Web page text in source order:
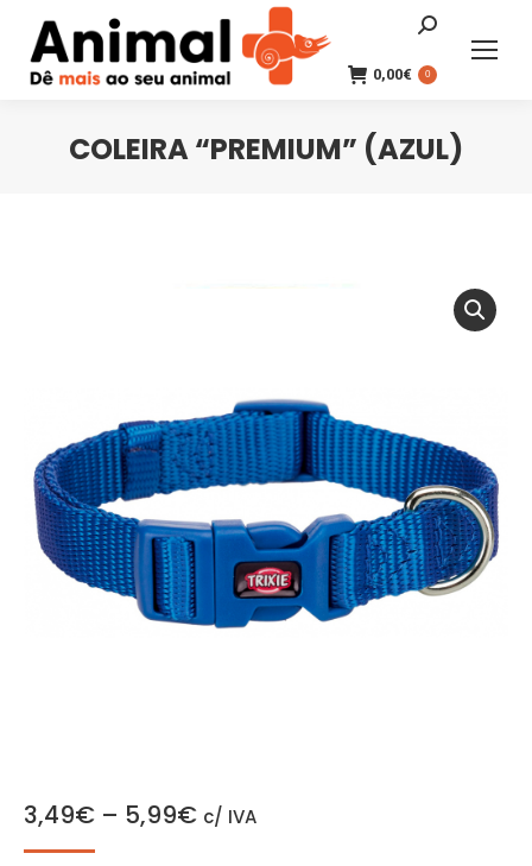
Search:
0,00€ 0
COLEIRA “PREMIUM” (AZUL)
3,49€ – 5,99€ c/ IVA